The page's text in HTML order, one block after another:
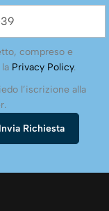
compreso e
Privacy Policy.
l’iscrizione alla